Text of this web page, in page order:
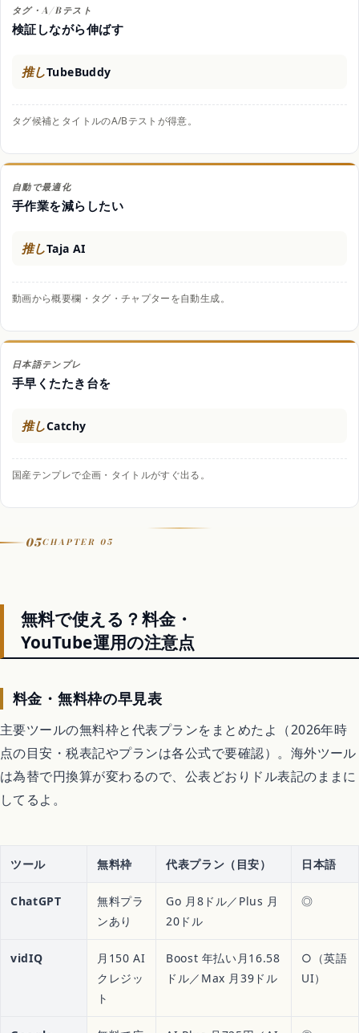
タグ・A/Bテスト
検証しながら伸ばす
推しTubeBuddy
タグ候補とタイトルのA/Bテストが得意。
自動で最適化
手作業を減らしたい
推しTaja AI
動画から概要欄・タグ・チャプターを自動生成。
日本語テンプレ
手早くたたき台を
推しCatchy
国産テンプレで企画・タイトルがすぐ出る。
05CHAPTER 05
無料で使える？料金・
YouTube運用の注意点
料金・無料枠の早見表
主要ツールの無料枠と代表プランをまとめたよ（2026年時
点の目安・税表記やプランは各公式で要確認）。海外ツール
は為替で円換算が変わるので、公表どおりドル表記のままに
してるよ。
ツール 無料枠 代表プラン（目安） 日本語
ChatGPT
無料プラ
ンあり
Go 月8ドル／Plus 月
20ドル
◎
vidIQ
月150 AI
クレジッ
ト
Boost 年払い月16.58
ドル／Max 月39ドル
○（英語
UI）